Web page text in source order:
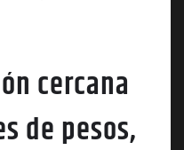
cercana
de pesos,